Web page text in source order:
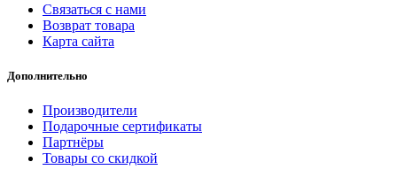
Связаться с нами
Возврат товара
Карта сайта
Дополнительно
Производители
Подарочные сертификаты
Партнёры
Товары со скидкой